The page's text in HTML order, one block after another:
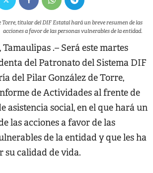
Torre, titular del DIF Estatal hará un breve resumen de las
acciones a favor de las personas vulnerables de la entidad.
.– Será este martes
del Patronato del Sistema DIF
del Pilar González de Torre,
de Actividades al frente de
asistencia social, en el que hará un
las acciones a favor de las
de la entidad y que les ha
su calidad de vida.